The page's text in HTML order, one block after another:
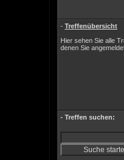
- Treffenübersicht
Hier sehen Sie alle
denen Sie
- Treffen suchen: